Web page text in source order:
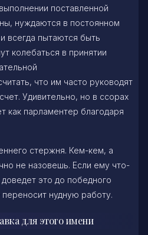
поставленной
нуждаются в постоянном
всегда пытаются быть
колебаться в принятии
что им часто руководят
Удивительно, но в ссорах
как парламентер благодаря
стержня. Кем-кем, а
не назовешь. Если ему что-
это до победного
нудную работу.
для этого имени